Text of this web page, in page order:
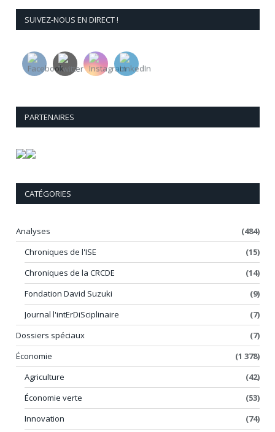
SUIVEZ-NOUS EN DIRECT !
PARTENAIRES
CATÉGORIES
Analyses
(484)
Chroniques de l'ISE
(15)
Chroniques de la CRCDE
(14)
Fondation David Suzuki
(9)
Journal l'intErDiSciplinaire
(7)
Dossiers spéciaux
(7)
Économie
(1 378)
Agriculture
(42)
Économie verte
(53)
Innovation
(74)